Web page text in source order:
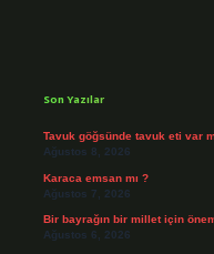
Son Yazılar
Tavuk göğsünde tavuk eti var
Ağustos 8, 2026
Karaca emsan mı ?
Ağustos 7, 2026
Bir bayrağın bir millet için
Ağustos 6, 2026